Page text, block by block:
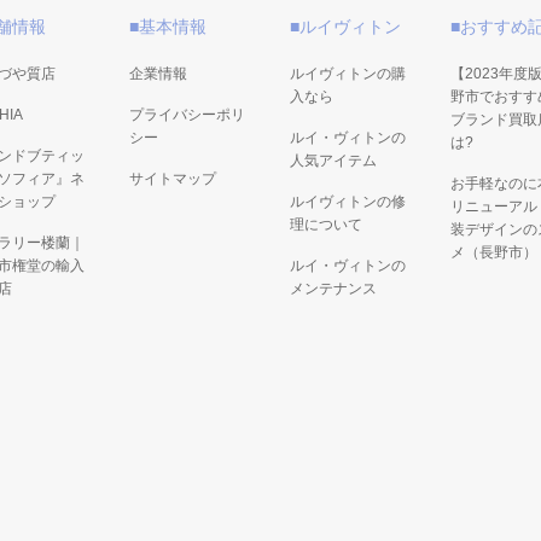
情報
や質店
ドブティッ
フィア』ネ
ョップ
リー楼蘭｜
権堂の輸入
■基本情報
企業情報
プライバシーポリ
シー
サイトマップ
■ルイヴィトン
ルイヴィトンの購
入なら
ルイ・ヴィトンの
人気アイテム
ルイヴィトンの修
理について
ルイ・ヴィトンの
メンテナンス
■おすすめ
【2023年度
野市でおすす
ブランド買取
は?
お手軽なのに
リニューア
装デザインの
メ（長野市）